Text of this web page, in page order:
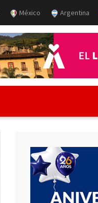
México Argentina